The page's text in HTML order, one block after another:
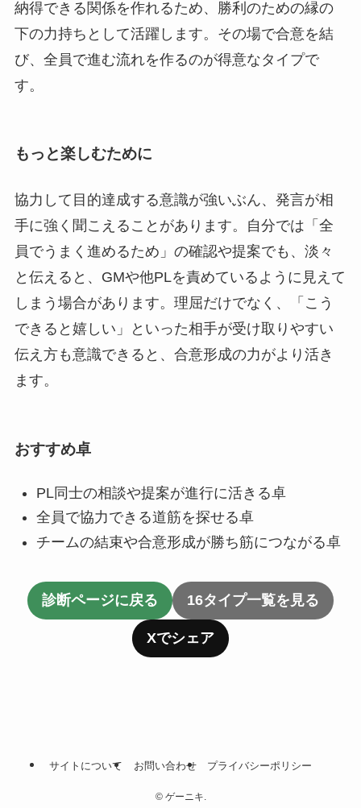
納得できる関係を作れるため、勝利のための縁の
下の力持ちとして活躍します。その場で合意を結
び、全員で進む流れを作るのが得意なタイプで
す。
もっと楽しむために
協力して目的達成する意識が強いぶん、発言が相
手に強く聞こえることがあります。自分では「全
員でうまく進めるため」の確認や提案でも、淡々
と伝えると、GMや他PLを責めているように見えて
しまう場合があります。理屈だけでなく、「こう
できると嬉しい」といった相手が受け取りやすい
伝え方も意識できると、合意形成の力がより活き
ます。
おすすめ卓
PL同士の相談や提案が進行に活きる卓
全員で協力できる道筋を探せる卓
チームの結束や合意形成が勝ち筋につながる卓
診断ページに戻る 16タイプ一覧を見る
Xでシェア
サイトについて お問い合わせ プライバシーポリシー
©ゲーニキ.